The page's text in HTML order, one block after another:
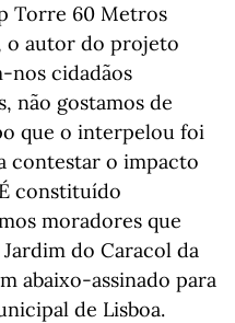
Torre 60 Metros
o autor do projeto
nos cidadãos
não gostamos de
que o interpelou foi
contestar o impacto
constituído
moradores que
do Caracol da
abaixo-assinado para
de Lisboa.